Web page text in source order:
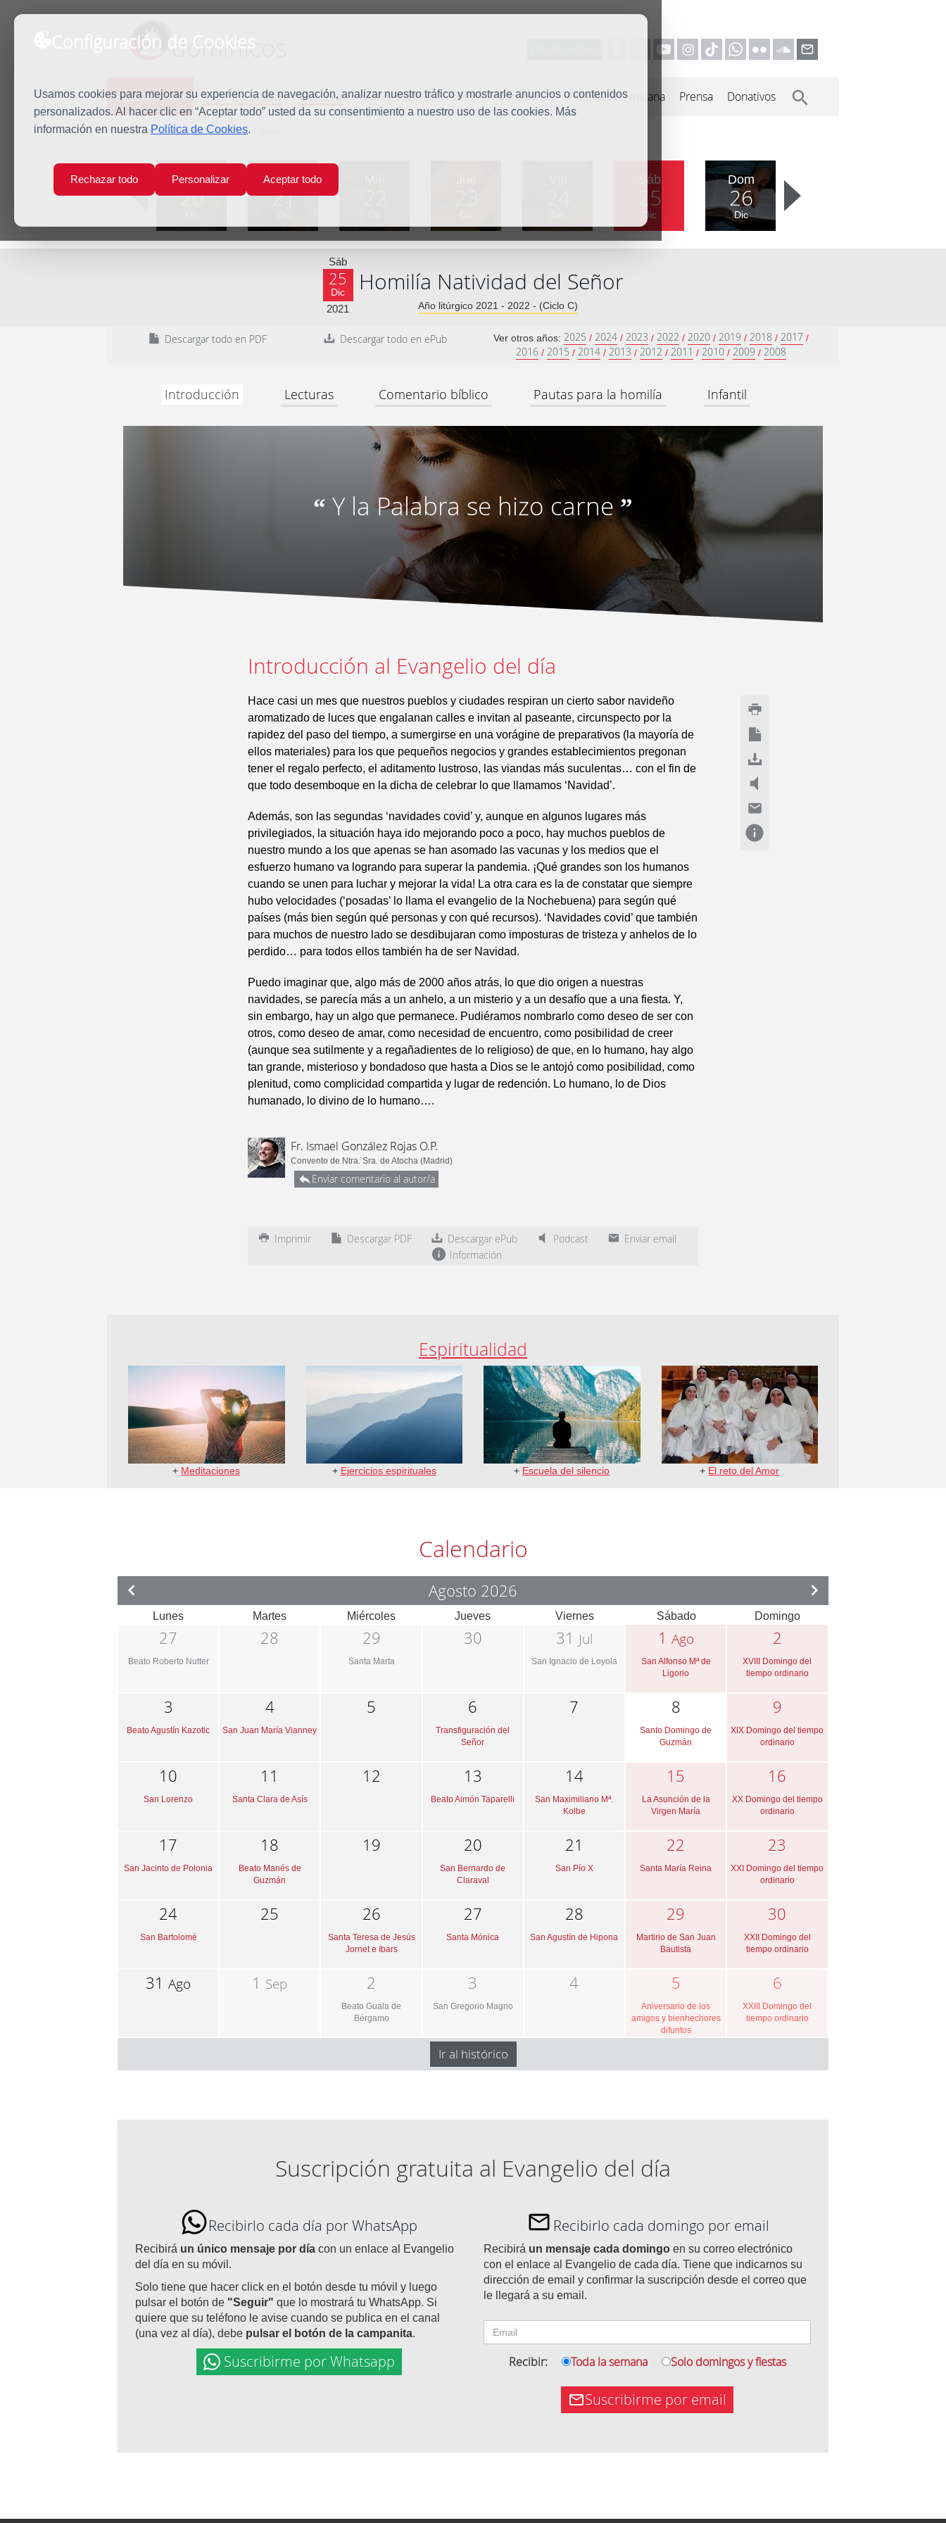
Configuración de Cookies
Usamos cookies para mejorar su experiencia de navegación, analizar nuestro tráfico y mostrarle anuncios o contenidos
personalizados. Al hacer clic en “Aceptar todo” usted da su consentimiento a nuestro uso de las cookies. Más
información en nuestra Política de Cookies.
Rechazar todo Personalizar Aceptar todo
dominicos
Predicación Espiritualidad Estudio Quiénes somos Misión Vocaciones Familia Dominicana Prensa Donativos
Inicio Predicación Natividad del Señor
Lun
20
Mar
21
Sáb
25
Dic
Dom
26
Dic
Sáb
25
Dic
2021
Homilía Natividad del Señor
Año litúrgico 2021 - 2022 - (Ciclo C)
Descargar todo en PDF Descargar todo en ePub Ver otros años: 2025 / 2024 / 2023 / 2022 / 2020 / 2019 / 2018 / 2017 /
2016 / 2015 / 2014 / 2013 / 2012 / 2011 / 2010 / 2009 / 2008
Introducción Lecturas Comentario bíblico Pautas para la homilía Infantil
“ Y la Palabra se hizo carne”
Introducción al Evangelio del día
Hace casi un mes que nuestros pueblos y ciudades respiran un cierto sabor navideño
aromatizado de luces que engalanan calles e invitan al paseante, circunspecto por la
rapidez del paso del tiempo, a sumergirse en una vorágine de preparativos (la mayoría de
ellos materiales) para los que pequeños negocios y grandes establecimientos pregonan
tener el regalo perfecto, el aditamento lustroso, las viandas más suculentas… con el fin de
que todo desemboque en la dicha de celebrar lo que llamamos ‘Navidad’.
Además, son las segundas ‘navidades covid’ y, aunque en algunos lugares más
privilegiados, la situación haya ido mejorando poco a poco, hay muchos pueblos de
nuestro mundo a los que apenas se han asomado las vacunas y los medios que el
esfuerzo humano va logrando para superar la pandemia. ¡Qué grandes son los humanos
cuando se unen para luchar y mejorar la vida! La otra cara es la de constatar que siempre
hubo velocidades (‘posadas’ lo llama el evangelio de la Nochebuena) para según qué
países (más bien según qué personas y con qué recursos). ‘Navidades covid’ que también
para muchos de nuestro lado se desdibujaran como imposturas de tristeza y anhelos de lo
perdido… para todos ellos también ha de ser Navidad.
Puedo imaginar que, algo más de 2000 años atrás, lo que dio origen a nuestras
navidades, se parecía más a un anhelo, a un misterio y a un desafío que a una fiesta. Y,
sin embargo, hay un algo que permanece. Pudiéramos nombrarlo como deseo de ser con
otros, como deseo de amar, como necesidad de encuentro, como posibilidad de creer
(aunque sea sutilmente y a regañadientes de lo religioso) de que, en lo humano, hay algo
tan grande, misterioso y bondadoso que hasta a Dios se le antojó como posibilidad, como
plenitud, como complicidad compartida y lugar de redención. Lo humano, lo de Dios
humanado, lo divino de lo humano….
Fr. Ismael González Rojas O.P.
Convento de Ntra. Sra. de Atocha (Madrid)
Enviar comentario al autor/a
Imprimir Descargar PDF Descargar ePub Podcast
Enviar email
Información
Espiritualidad
+ Meditaciones + Ejercicios espirituales + Escuela del silencio + El reto del Amor
Calendario
Agosto 2026
Lunes Martes Miércoles Jueves Viernes Sábado Domingo
27
Beato Roberto Nutter
28 29
Santa Marta
30 31 Jul
San Ignacio de Loyola
1 Ago
San Alfonso Mª de
Ligorio
2
XVIII Domingo del
tiempo ordinario
3
Beato Agustín Kazotic
4
San Juan María Vianney
5 6
Transfiguración del
Señor
7 8
Santo Domingo de
Guzmán
9
XIX Domingo del tiempo
ordinario
10
San Lorenzo
11
Santa Clara de Asís
12 13
Beato Aimón Taparelli
14
San Maximiliano Mª.
Kolbe
15
La Asunción de la
Virgen María
16
XX Domingo del tiempo
ordinario
17
San Jacinto de Polonia
18
Beato Manés de
Guzmán
19 20
San Bernardo de
Claraval
21
San Pío X
22
Santa María Reina
23
XXI Domingo del tiempo
ordinario
24
San Bartolomé
25 26
Santa Teresa de Jesús
Jornet e Ibars
27
Santa Mónica
28
San Agustín de Hipona
29
Martirio de San Juan
Bautista
30
XXII Domingo del
tiempo ordinario
31Ago 1 Sep 2
Beato Guala de
Bérgamo
3
San Gregorio Magno
4 5
Aniversario de los
amigos y bienhechores
difuntos
6
XXIII Domingo del
tiempo ordinario
Ir al histórico
Suscripción gratuita al Evangelio del día
Recibirlo cada día por WhatsApp
Recibirá un único mensaje por día con un enlace al Evangelio
del día en su móvil.
Solo tiene que hacer click en el botón desde tu móvil y luego
pulsar el botón de "Seguir" que lo mostrará tu WhatsApp. Si
quiere que su teléfono le avise cuando se publica en el canal
(una vez al día), debe pulsar el botón de la campanita.
Suscribirme por Whatsapp
Recibirlo cada domingo por email
Recibirá un mensaje cada domingo en su correo electrónico
con el enlace al Evangelio de cada día. Tiene que indicarnos su
dirección de email y confirmar la suscripción desde el correo que
le llegará a su email.
Recibir: Toda la semana Solo domingos y fiestas
Suscribirme por email